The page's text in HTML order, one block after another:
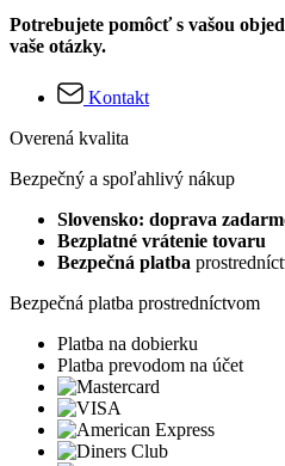
Potrebujete pomôcť s vašou
vaše otázky.
Kontakt
Overená kvalita
Bezpečný a spoľahlivý nákup
Slovensko: doprava
Bezplatné vrátenie tovaru
Bezpečná platba
Bezpečná platba prostredníctvom
Platba na dobierku
Platba prevodom na účet